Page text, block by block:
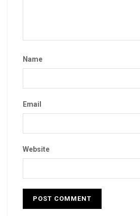
Name
Email
Website